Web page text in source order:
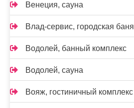
Венеция, сауна
Влад-сервис, городская баня
Водолей, банный комплекс
Водолей, сауна
Вояж, гостиничный комплекс